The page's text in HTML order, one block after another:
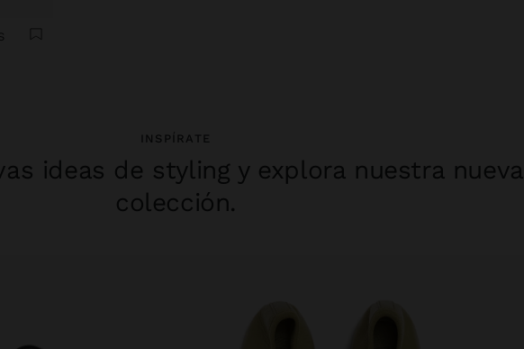
INSPÍRATE
ideas de styling y explora nuestra nueva
colección.